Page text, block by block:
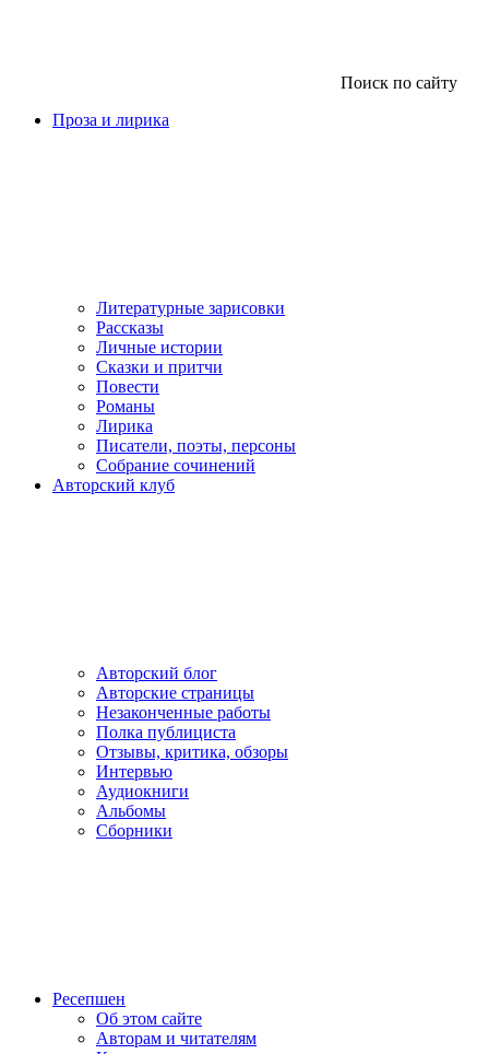
Поиск по сайту
Проза и лирика
Литературные зарисовки
Рассказы
Личные истории
Сказки и притчи
Повести
Романы
Лирика
Писатели, поэты, персоны
Собрание сочинений
Авторский клуб
Авторский блог
Авторские страницы
Незаконченные работы
Полка публициста
Отзывы, критика, обзоры
Интервью
Аудиокниги
Альбомы
Сборники
Ресепшен
Об этом сайте
Авторам и читателям